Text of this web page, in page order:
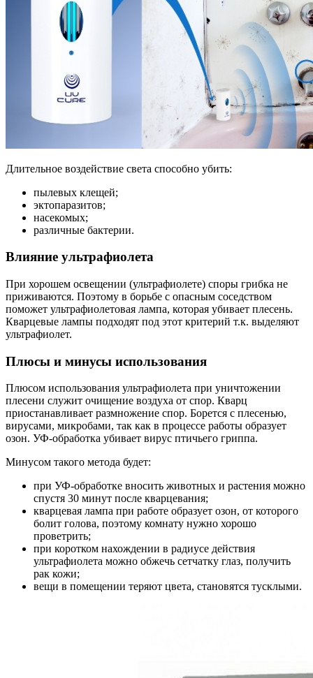
Длительное воздействие света способно убить:
пылевых клещей;
эктопаразитов;
насекомых;
различные бактерии.
Влияние ультрафиолета
При хорошем освещении (ультрафиолете) споры грибка не
приживаются. Поэтому в борьбе с опасным соседством
поможет ультрафиолетовая лампа, которая убивает плесень.
Кварцевые лампы подходят под этот критерий т.к. выделяют
ультрафиолет.
Плюсы и минусы использования
Плюсом использования ультрафиолета при уничтожении
плесени служит очищение воздуха от спор. Кварц
приостанавливает размножение спор. Борется с плесенью,
вирусами, микробами, так как в процессе работы образует
озон. УФ-обработка убивает вирус птичьего гриппа.
Минусом такого метода будет:
при УФ-обработке вносить животных и растения можно
спустя 30 минут после кварцевания;
кварцевая лампа при работе образует озон, от которого
болит голова, поэтому комнату нужно хорошо
проветрить;
при коротком нахождении в радиусе действия
ультрафиолета можно обжечь сетчатку глаз, получить
рак кожи;
вещи в помещении теряют цвета, становятся тусклыми.